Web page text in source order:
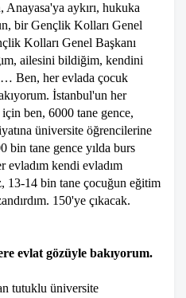
aykırı, hukuka
bir Gençlik Kolları Genel
Kolları Genel Başkanı
ailesini bildiğim, kendini
Ben, her evlada çocuk
İstanbul'un her
ben, 6000 tane gence,
üniversite öğrencilerine
bin tane gence yılda burs
kendi evladım
13-14 bin tane çocuğun eğitim
150'ye çıkacak.
evlat gözüyle bakıyorum.
tutuklu üniversite